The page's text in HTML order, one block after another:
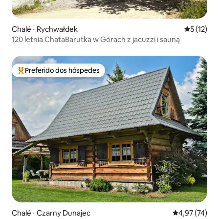
Chalé ⋅ Rychwałdek 5 de uma
5 (12)
120 letnia ChataBarutka w Górach z jacuzzi i sauną
Entre os melhores preferidos dos hóspedes
Preferido dos hóspedes
Chalé ⋅ Czarny Dunajec 4,97 de uma
4,97 (74)